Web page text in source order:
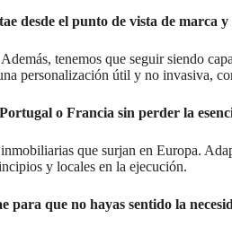
desde el punto de vista de marca
tenemos que seguir siendo
personalización útil y no invasiva,
o Francia sin perder la
que surjan en Europa.
y locales en la ejecución.
para que no hayas sentido la